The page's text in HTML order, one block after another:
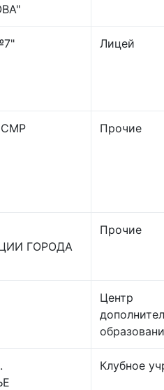
Лицей
Прочие
ГОРОДА
Прочие
Центр
Клубное